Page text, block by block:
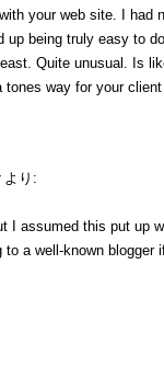
your web site. I had
up being truly easy to
Quite unusual. Is
way for your
より:
I assumed this put up
a well-known blogger